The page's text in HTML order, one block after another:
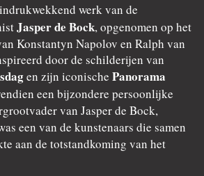
werk van de
Jasper de Bock, opgenomen op het
Konstantyn Napolov en Ralph van
door de schilderijen van
en zijn iconische Panorama
een bijzondere persoonlijke
van Jasper de Bock,
een van de kunstenaars die samen
aan de totstandkoming van het